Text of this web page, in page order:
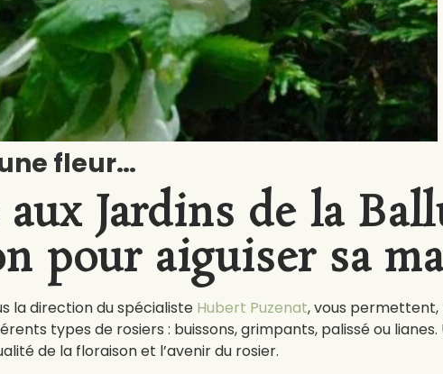
fleur…
Jardins de la
pour aiguiser sa
la direction du spécialiste Hubert Puzenat, vous permettent,
types de rosiers : buissons, grimpants, palissé ou
de la floraison et l’avenir du rosier.